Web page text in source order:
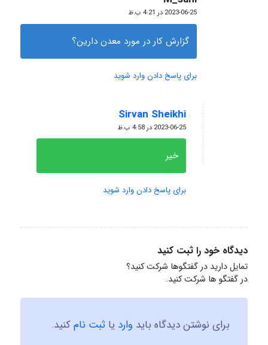
گفته:
2023-06-25 در 4:21 ب.ظ
گزارش کار در مورد معدن دارین؟
برای پاسخ دادن وارد شوید
Sirvan Sheikhi
گفته:
2023-06-25 در 4:58 ب.ظ
خیر
برای پاسخ دادن وارد شوید
دیدگاه خود را ثبت کنید
تمایل دارید در گفتگوها شرکت کنید؟
در گفتگو ها شرکت کنید.
برای نوشتن دیدگاه باید وارد یا ثبت نامکنید.